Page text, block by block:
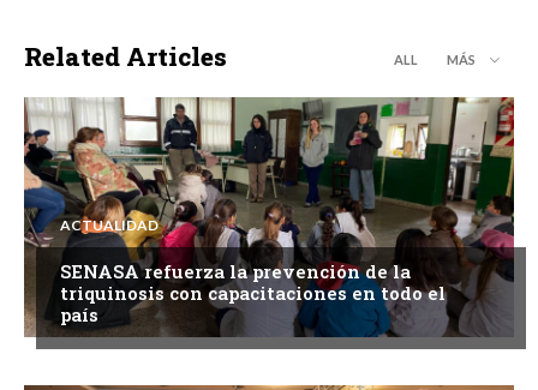
Related Articles ALL MÁS
ACTUALIDAD
SENASA refuerza la prevención de la
triquinosis con capacitaciones en todo el
país